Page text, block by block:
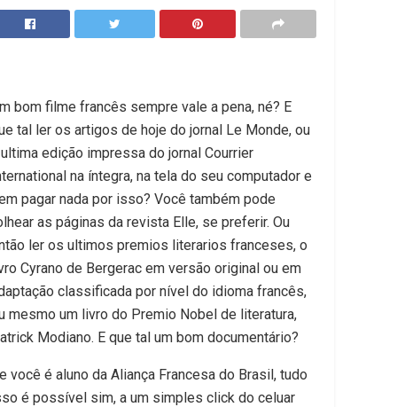
bom filme francês sempre vale a pena, né? E
tal ler ​os artigos de hoje do jornal Le Monde, ​ou
edição impressa do jornal Courrier
na íntegra, na tela do seu computador e
pagar nada por isso? Você também pode
as páginas da revista Elle, se preferir. Ou
ler o​s ultimos premios literarios franceses, o
Cyrano de Bergerac em versão original ou em
classificada por nível do idioma francês​,
mesmo um livro do Premio Nobel de literatura,
Modiano​. E que tal um bom documentário?
você é aluno da Aliança Francesa do Brasil, tudo
é possível sim, a um simples click do celuar